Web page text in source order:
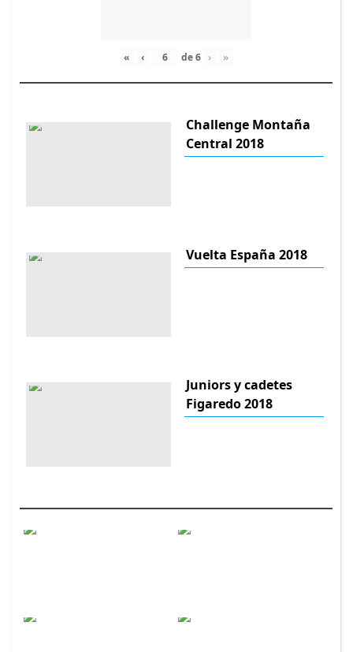
« ‹ de6 › »
Challenge Montaña
Central 2018
Vuelta España 2018
Juniors y cadetes
Figaredo 2018